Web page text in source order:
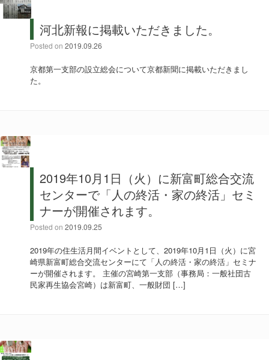
河北新報に掲載いただきました。
Posted on 2019.09.26
京都第一支部の設立総会について京都新聞に掲載いただきまし
た。
2019年10月1日（火）に新富町総合交流
センターで「人の終活・家の終活」セミ
ナーが開催されます。
Posted on 2019.09.25
2019年の住生活月間イベントとして、2019年10月1日（火）に宮
崎県新富町総合交流センターにて「人の終活・家の終活」セミナ
ーが開催されます。 主催の宮崎第一支部（事務局：一般社団古
民家再生協会宮崎）は新富町、一般財団 […]